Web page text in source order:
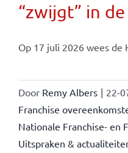
“zwijgt” in
Op 17 juli 2026 wees de
Door Remy Albers | 22-
Franchise
Nationale Franchise- en
Uitspraken &